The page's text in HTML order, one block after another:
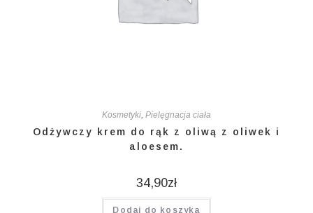
Kosmetyki, Pielęgnacja ciała
Odżywczy krem do rąk z oliwą z oliwek i
aloesem.
34,90zł
Dodaj do koszyka